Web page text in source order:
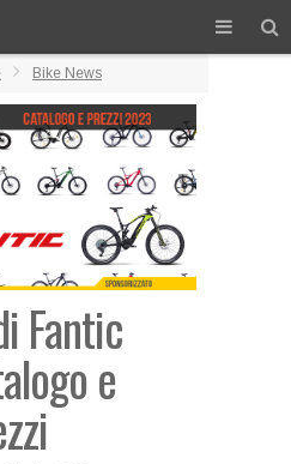
Bike News
Fantic
e